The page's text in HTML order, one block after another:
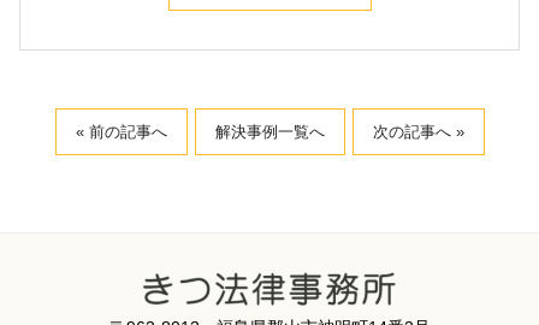
« 前の記事へ 解決事例一覧へ 次の記事へ »